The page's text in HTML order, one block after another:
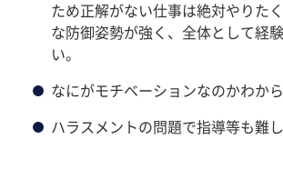
ため正解がない仕事は絶対やりた
な防御姿勢が強く、全体として経
い。
なにがモチベーションなのかわから
ハラスメントの問題で指導等も難し